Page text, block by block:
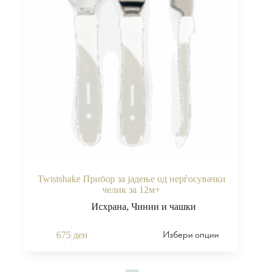
Twistshake Прибор за јадење од нерѓосувачки
челик за 12м+
Исхрана, Чинии и чашки
675 ден Избери опции